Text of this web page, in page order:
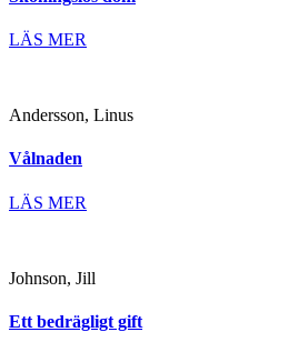
LÄS MER
Andersson, Linus
Vålnaden
LÄS MER
Johnson, Jill
Ett bedrägligt gift